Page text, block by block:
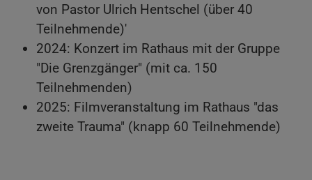
von Pastor Ulrich Hentschel (über 40
Teilnehmende)'
2024: Konzert im Rathaus mit der Gruppe
"Die Grenzgänger" (mit ca. 150
Teilnehmenden)
2025: Filmveranstaltung im Rathaus "das
zweite Trauma" (knapp 60 Teilnehmende)